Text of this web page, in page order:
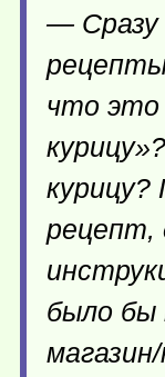
— Сразу
что это
рецепт,
было бы